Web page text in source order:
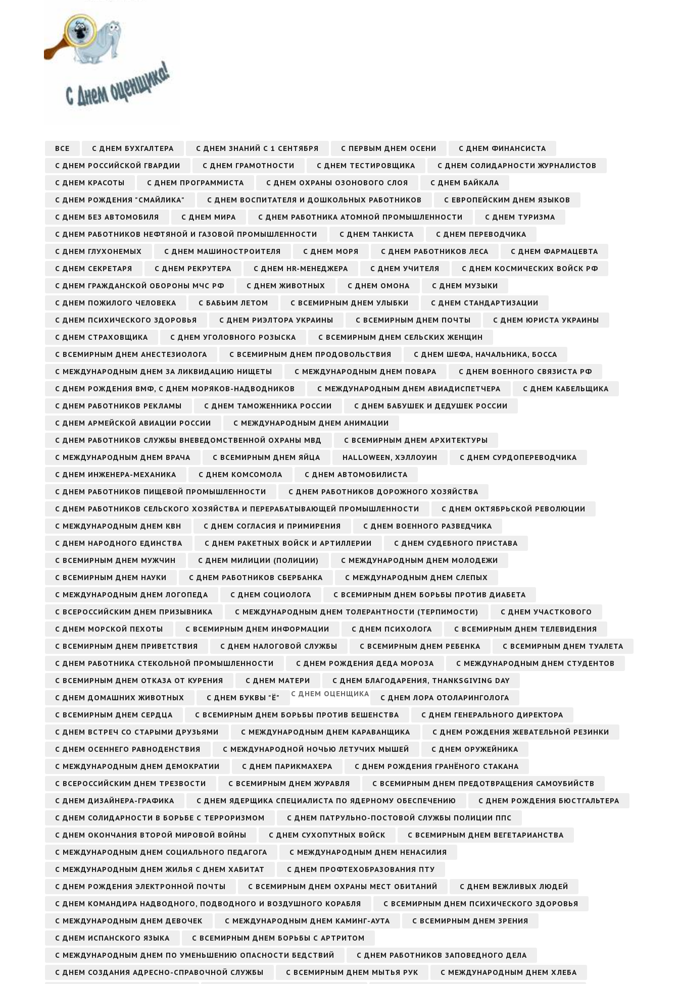
ВСЕ С ДНЕМ БУХГАЛТЕРА С ДНЕМ ЗНАНИЙ С 1 СЕНТЯБРЯ С ПЕРВЫМ ДНЕМ ОСЕНИ
С ДНЕМ ФИНАНСИСТА
С ДНЕМ РОССИЙСКОЙ ГВАРДИИ
С ДНЕМ ГРАМОТНОСТИ С ДНЕМ ТЕСТИРОВЩИКА
С ДНЕМ СОЛИДАРНОСТИ ЖУРНАЛИСТОВ
С ДНЕМ КРАСОТЫ
С ДНЕМ ПРОГРАММИСТА С ДНЕМ ОХРАНЫ ОЗОНОВОГО СЛОЯ
С ДНЕМ БАЙКАЛА
С ДНЕМ РОЖДЕНИЯ "СМАЙЛИКА"
С ДНЕМ ВОСПИТАТЕЛЯ И ДОШКОЛЬНЫХ РАБОТНИКОВ
С ЕВРОПЕЙСКИМ ДНЕМ ЯЗЫКОВ
С ДНЕМ БЕЗ АВТОМОБИЛЯ
С ДНЕМ МИРА С ДНЕМ РАБОТНИКА АТОМНОЙ ПРОМЫШЛЕННОСТИ
С ДНЕМ ТУРИЗМА
С ДНЕМ РАБОТНИКОВ НЕФТЯНОЙ И ГАЗОВОЙ ПРОМЫШЛЕННОСТИ
С ДНЕМ ТАНКИСТА
С ДНЕМ ПЕРЕВОДЧИКА
С ДНЕМ ГЛУХОНЕМЫХ
С ДНЕМ МАШИНОСТРОИТЕЛЯ С ДНЕМ МОРЯ С ДНЕМ РАБОТНИКОВ ЛЕСА
С ДНЕМ ФАРМАЦЕВТА
С ДНЕМ СЕКРЕТАРЯ
С ДНЕМ РЕКРУТЕРА С ДНЕМ HR-МЕНЕДЖЕРА С ДНЕМ УЧИТЕЛЯ
С ДНЕМ КОСМИЧЕСКИХ ВОЙСК РФ
С ДНЕМ ГРАЖДАНСКОЙ ОБОРОНЫ МЧС РФ
С ДНЕМ ЖИВОТНЫХ С ДНЕМ ОМОНА
С ДНЕМ МУЗЫКИ
С ДНЕМ ПОЖИЛОГО ЧЕЛОВЕКА
С БАБЬИМ ЛЕТОМ С ВСЕМИРНЫМ ДНЕМ УЛЫБКИ
С ДНЕМ СТАНДАРТИЗАЦИИ
С ДНЕМ ПСИХИЧЕСКОГО ЗДОРОВЬЯ
С ДНЕМ РИЭЛТОРА УКРАИНЫ С ВСЕМИРНЫМ ДНЕМ ПОЧТЫ
С ДНЕМ ЮРИСТА УКРАИНЫ
С ДНЕМ СТРАХОВЩИКА
С ДНЕМ УГОЛОВНОГО РОЗЫСКА
С ВСЕМИРНЫМ ДНЕМ СЕЛЬСКИХ ЖЕНЩИН
С ВСЕМИРНЫМ ДНЕМ АНЕСТЕЗИОЛОГА
С ВСЕМИРНЫМ ДНЕМ ПРОДОВОЛЬСТВИЯ
С ДНЕМ ШЕФА, НАЧАЛЬНИКА, БОССА
С МЕЖДУНАРОДНЫМ ДНЕМ ЗА ЛИКВИДАЦИЮ НИЩЕТЫ
С МЕЖДУНАРОДНЫМ ДНЕМ ПОВАРА
С ДНЕМ ВОЕННОГО СВЯЗИСТА РФ
С ДНЕМ РОЖДЕНИЯ ВМФ, С ДНЕМ МОРЯКОВ-НАДВОДНИКОВ
С МЕЖДУНАРОДНЫМ ДНЕМ АВИАДИСПЕТЧЕРА
С ДНЕМ КАБЕЛЬЩИКА
С ДНЕМ РАБОТНИКОВ РЕКЛАМЫ
С ДНЕМ ТАМОЖЕННИКА РОССИИ
С ДНЕМ БАБУШЕК И ДЕДУШЕК РОССИИ
С ДНЕМ АРМЕЙСКОЙ АВИАЦИИ РОССИИ
С МЕЖДУНАРОДНЫМ ДНЕМ АНИМАЦИИ
С ДНЕМ РАБОТНИКОВ СЛУЖБЫ ВНЕВЕДОМСТВЕННОЙ ОХРАНЫ МВД
С ВСЕМИРНЫМ ДНЕМ АРХИТЕКТУРЫ
С МЕЖДУНАРОДНЫМ ДНЕМ ВРАЧА
С ВСЕМИРНЫМ ДНЕМ ЯЙЦА HALLOWEEN, ХЭЛЛОУИН
С ДНЕМ СУРДОПЕРЕВОДЧИКА
С ДНЕМ ИНЖЕНЕРА-МЕХАНИКА
С ДНЕМ КОМСОМОЛА
С ДНЕМ АВТОМОБИЛИСТА
С ДНЕМ РАБОТНИКОВ ПИЩЕВОЙ ПРОМЫШЛЕННОСТИ
С ДНЕМ РАБОТНИКОВ ДОРОЖНОГО ХОЗЯЙСТВА
С ДНЕМ РАБОТНИКОВ СЕЛЬСКОГО ХОЗЯЙСТВА И ПЕРЕРАБАТЫВАЮЩЕЙ ПРОМЫШЛЕННОСТИ
С ДНЕМ ОКТЯБРЬСКОЙ РЕВОЛЮЦИИ
С МЕЖДУНАРОДНЫМ ДНЕМ КВН
С ДНЕМ СОГЛАСИЯ И ПРИМИРЕНИЯ
С ДНЕМ ВОЕННОГО РАЗВЕДЧИКА
С ДНЕМ НАРОДНОГО ЕДИНСТВА
С ДНЕМ РАКЕТНЫХ ВОЙСК И АРТИЛЛЕРИИ
С ДНЕМ СУДЕБНОГО ПРИСТАВА
С ВСЕМИРНЫМ ДНЕМ МУЖЧИН
С ДНЕМ МИЛИЦИИ (ПОЛИЦИИ)
С МЕЖДУНАРОДНЫМ ДНЕМ МОЛОДЕЖИ
С ВСЕМИРНЫМ ДНЕМ НАУКИ
С ДНЕМ РАБОТНИКОВ СБЕРБАНКА
С МЕЖДУНАРОДНЫМ ДНЕМ СЛЕПЫХ
С МЕЖДУНАРОДНЫМ ДНЕМ ЛОГОПЕДА
С ДНЕМ СОЦИОЛОГА
С ВСЕМИРНЫМ ДНЕМ БОРЬБЫ ПРОТИВ ДИАБЕТА
С ВСЕРОССИЙСКИМ ДНЕМ ПРИЗЫВНИКА
С МЕЖДУНАРОДНЫМ ДНЕМ ТОЛЕРАНТНОСТИ (ТЕРПИМОСТИ)
С ДНЕМ УЧАСТКОВОГО
С ДНЕМ МОРСКОЙ ПЕХОТЫ
С ВСЕМИРНЫМ ДНЕМ ИНФОРМАЦИИ С ДНЕМ ПСИХОЛОГА
С ВСЕМИРНЫМ ДНЕМ ТЕЛЕВИДЕНИЯ
С ВСЕМИРНЫМ ДНЕМ ПРИВЕТСТВИЯ
С ДНЕМ НАЛОГОВОЙ СЛУЖБЫ С ВСЕМИРНЫМ ДНЕМ РЕБЕНКА
С ВСЕМИРНЫМ ДНЕМ ТУАЛЕТА
С ДНЕМ РАБОТНИКА СТЕКОЛЬНОЙ ПРОМЫШЛЕННОСТИ
С ДНЕМ РОЖДЕНИЯ ДЕДА МОРОЗА
С МЕЖДУНАРОДНЫМ ДНЕМ СТУДЕНТОВ
С ВСЕМИРНЫМ ДНЕМ ОТКАЗА ОТ КУРЕНИЯ
С ДНЕМ МАТЕРИ
С ДНЕМ БЛАГОДАРЕНИЯ, THANKSGIVING DAY
С ДНЕМ ДОМАШНИХ ЖИВОТНЫХ
С ДНЕМ БУКВЫ "Ё" С ДНЕМ ОЦЕНЩИКА
С ДНЕМ ЛОРА ОТОЛАРИНГОЛОГА
С ВСЕМИРНЫМ ДНЕМ СЕРДЦА
С ВСЕМИРНЫМ ДНЕМ БОРЬБЫ ПРОТИВ БЕШЕНСТВА
С ДНЕМ ГЕНЕРАЛЬНОГО ДИРЕКТОРА
С ДНЕМ ВСТРЕЧ СО СТАРЫМИ ДРУЗЬЯМИ
С МЕЖДУНАРОДНЫМ ДНЕМ КАРАВАНЩИКА
С ДНЕМ РОЖДЕНИЯ ЖЕВАТЕЛЬНОЙ РЕЗИНКИ
С ДНЕМ ОСЕННЕГО РАВНОДЕНСТВИЯ
С МЕЖДУНАРОДНОЙ НОЧЬЮ ЛЕТУЧИХ МЫШЕЙ
С ДНЕМ ОРУЖЕЙНИКА
С МЕЖДУНАРОДНЫМ ДНЕМ ДЕМОКРАТИИ
С ДНЕМ ПАРИКМАХЕРА
С ДНЕМ РОЖДЕНИЯ ГРАНЁНОГО СТАКАНА
С ВСЕРОССИЙСКИМ ДНЕМ ТРЕЗВОСТИ
С ВСЕМИРНЫМ ДНЕМ ЖУРАВЛЯ
С ВСЕМИРНЫМ ДНЕМ ПРЕДОТВРАЩЕНИЯ САМОУБИЙСТВ
С ДНЕМ ДИЗАЙНЕРА-ГРАФИКА
С ДНЕМ ЯДЕРЩИКА СПЕЦИАЛИСТА ПО ЯДЕРНОМУ ОБЕСПЕЧЕНИЮ
С ДНЕМ РОЖДЕНИЯ БЮСТГАЛЬТЕРА
С ДНЕМ СОЛИДАРНОСТИ В БОРЬБЕ С ТЕРРОРИЗМОМ
С ДНЕМ ПАТРУЛЬНО-ПОСТОВОЙ СЛУЖБЫ ПОЛИЦИИ ППС
С ДНЕМ ОКОНЧАНИЯ ВТОРОЙ МИРОВОЙ ВОЙНЫ
С ДНЕМ СУХОПУТНЫХ ВОЙСК
С ВСЕМИРНЫМ ДНЕМ ВЕГЕТАРИАНСТВА
С МЕЖДУНАРОДНЫМ ДНЕМ СОЦИАЛЬНОГО ПЕДАГОГА
С МЕЖДУНАРОДНЫМ ДНЕМ НЕНАСИЛИЯ
С МЕЖДУНАРОДНЫМ ДНЕМ ЖИЛЬЯ С ДНЕМ ХАБИТАТ
С ДНЕМ ПРОФТЕХОБРАЗОВАНИЯ ПТУ
С ДНЕМ РОЖДЕНИЯ ЭЛЕКТРОННОЙ ПОЧТЫ
С ВСЕМИРНЫМ ДНЕМ ОХРАНЫ МЕСТ ОБИТАНИЙ
С ДНЕМ ВЕЖЛИВЫХ ЛЮДЕЙ
С ДНЕМ КОМАНДИРА НАДВОДНОГО, ПОДВОДНОГО И ВОЗДУШНОГО КОРАБЛЯ
С ВСЕМИРНЫМ ДНЕМ ПСИХИЧЕСКОГО ЗДОРОВЬЯ
С МЕЖДУНАРОДНЫМ ДНЕМ ДЕВОЧЕК
С МЕЖДУНАРОДНЫМ ДНЕМ КАМИНГ-АУТА
С ВСЕМИРНЫМ ДНЕМ ЗРЕНИЯ
С ДНЕМ ИСПАНСКОГО ЯЗЫКА
С ВСЕМИРНЫМ ДНЕМ БОРЬБЫ С АРТРИТОМ
С МЕЖДУНАРОДНЫМ ДНЕМ ПО УМЕНЬШЕНИЮ ОПАСНОСТИ БЕДСТВИЙ
С ДНЕМ РАБОТНИКОВ ЗАПОВЕДНОГО ДЕЛА
С ДНЕМ СОЗДАНИЯ АДРЕСНО-СПРАВОЧНОЙ СЛУЖБЫ
С ВСЕМИРНЫМ ДНЕМ МЫТЬЯ РУК С МЕЖДУНАРОДНЫМ ДНЕМ ХЛЕБА